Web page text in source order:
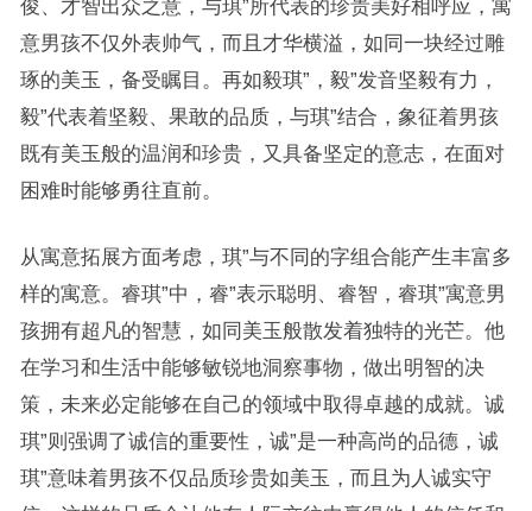
俊、才智出众之意，与琪”所代表的珍贵美好相呼应，寓
意男孩不仅外表帅气，而且才华横溢，如同一块经过雕
琢的美玉，备受瞩目。再如毅琪”，毅”发音坚毅有力，
毅”代表着坚毅、果敢的品质，与琪”结合，象征着男孩
既有美玉般的温润和珍贵，又具备坚定的意志，在面对
困难时能够勇往直前。
从寓意拓展方面考虑，琪”与不同的字组合能产生丰富多
样的寓意。睿琪”中，睿”表示聪明、睿智，睿琪”寓意男
孩拥有超凡的智慧，如同美玉般散发着独特的光芒。他
在学习和生活中能够敏锐地洞察事物，做出明智的决
策，未来必定能够在自己的领域中取得卓越的成就。诚
琪”则强调了诚信的重要性，诚”是一种高尚的品德，诚
琪”意味着男孩不仅品质珍贵如美玉，而且为人诚实守